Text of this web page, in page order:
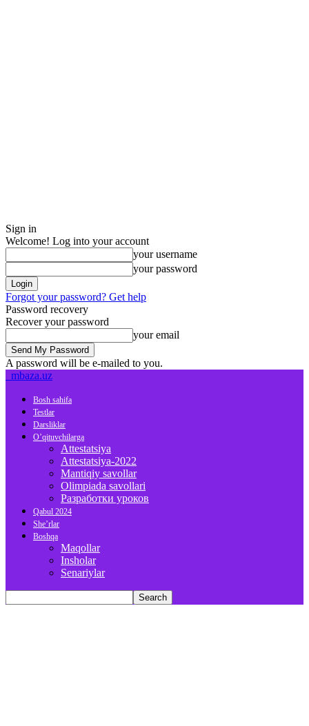
Sign in
Welcome! Log into your account
your username
your password
Forgot your password? Get help
Password recovery
Recover your password
your email
A password will be e-mailed to you.
mbaza.uz
Bosh sahifa
Testlar
Darsliklar
O’qituvchilarga
Attestatsiya
Attestatsiya-2022
Mantiqiy savollar
Olimpiada savollari
Разработки уроков
Qabul 2024
She’rlar
Boshqa
Maqollar
Insholar
Senariylar